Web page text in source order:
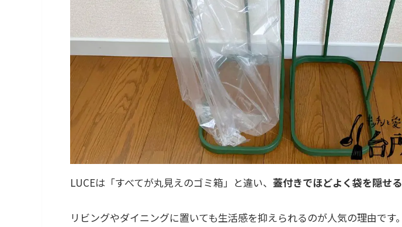
LUCEは「すべてが丸見えのゴミ箱」と違い、 蓋付きでほどよく袋を隠せる
リビングやダイニングに置いても生活感を抑えられるのが人気の理由です。